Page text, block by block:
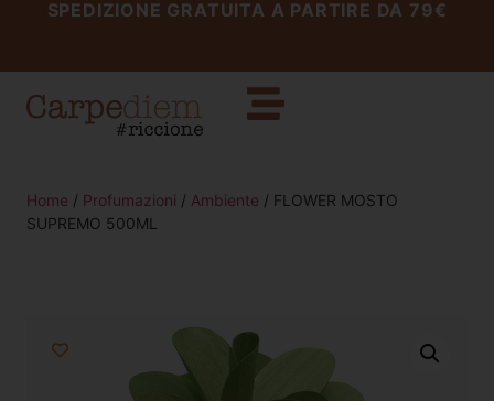
SPEDIZIONE GRATUITA A PARTIRE DA 79€
Home / Profumazioni / Ambiente / FLOWER MOSTO
SUPREMO 500ML